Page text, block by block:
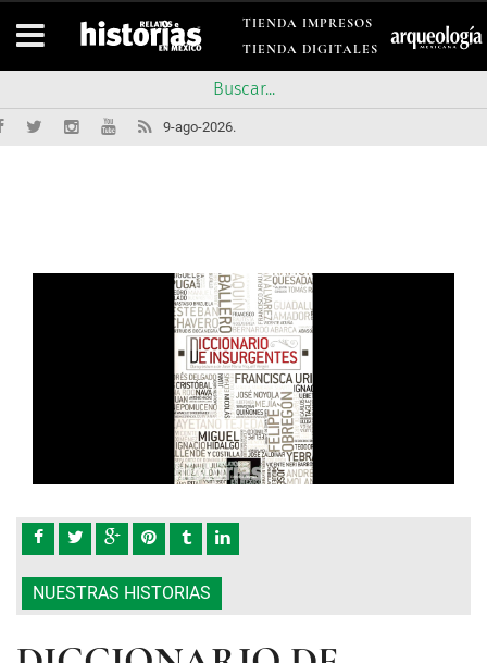
TIENDA IMPRESOS
TIENDA DIGITALES
9-ago-2026.
NUESTRAS HISTORIAS